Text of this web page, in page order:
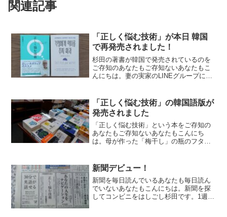
関連記事
「正しく悩む技術」が本日 韓国
で再発売されました！
杉田の著書が韓国で発売されているのを
ご存知のあなたもご存知ないあなたもこ
んにちは。妻の実家のLINEグループに初
ったー！」と若干攻めた投稿をしたら、
反応が薄くて気まずい...
「正しく悩む技術」の韓国語版が
発売されました
「正しく悩む技術」という本をご存知の
あなたもご存知ないあなたもこんにち
は。母が作った「梅干し」の瓶のフタが
ではないか」という気がし杉田です。1週
間お疲れさまでした！えー...
新聞デビュー！
新聞を毎日読んでいるあなたも毎日読ん
でいないあなたもこんにちは。新聞を探
してコンビニをはしごし杉田です。1週間